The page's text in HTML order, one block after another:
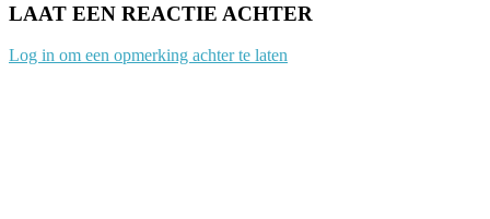
LAAT EEN REACTIE ACHTER
Log in om een opmerking achter te laten